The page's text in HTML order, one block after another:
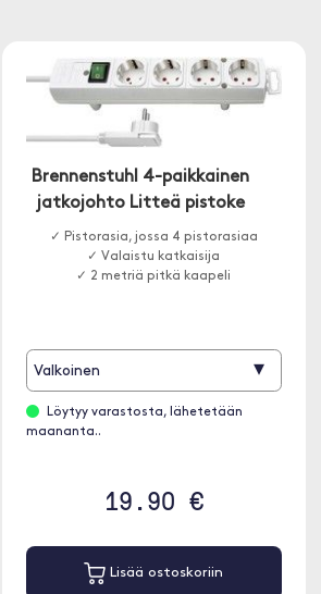
Brennenstuhl 4-paikkainen
jatkojohto Litteä pistoke
✓ Pistorasia, jossa 4 pistorasiaa
✓ Valaistu katkaisija
✓ 2 metriä pitkä kaapeli
Valkoinen ▾
Löytyy varastosta, lähetetään
maananta..
19.90 €
Lisää ostoskoriin